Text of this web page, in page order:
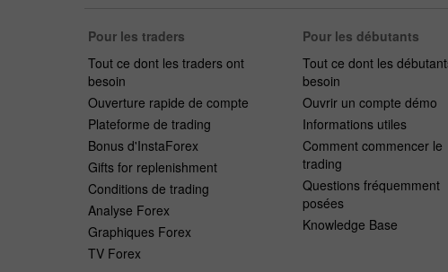
Pour les traders
Tout ce dont les traders ont
besoin
Ouverture rapide de compte
Plateforme de trading
Bonus d'InstaForex
Gifts for replenishment
Conditions de trading
Analyse Forex
Graphiques Forex
TV Forex
Pour les débutants
Tout ce dont les
besoin
Ouvrir un compte démo
Informations utiles
Comment commencer le
trading
Questions fréquemment
posées
Knowledge Base